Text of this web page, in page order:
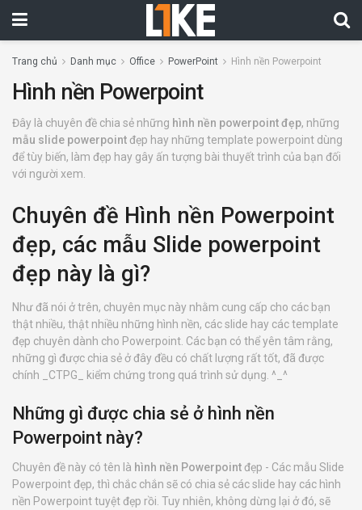
Trang chủ Danh mục Office PowerPoint Hình nền Powerpoint
Hình nền Powerpoint
Đây là chuyên đề chia sẻ những hình nền powerpoint đẹp, những
mẫu slide powerpointđẹp hay những template powerpoint dùng
để tùy biến, làm đẹp hay gây ấn tượng bài thuyết trình của bạn đối
với người xem.
Chuyên đề Hình nền Powerpoint
đẹp, các mẫu Slide powerpoint
đẹp này là gì?
Như đã nói ở trên, chuyên mục này nhằm cung cấp cho các bạn
thật nhiều, thật nhiều những hình nền, các slide hay các template
đẹp chuyên dành cho Powerpoint. Các bạn có thể yên tâm rằng,
những gì được chia sẻ ở đây đều có chất lượng rất tốt, đã được
chính _CTPG_ kiểm chứng trong quá trình sử dụng. ^_^
Những gì được chia sẻ ở hình nền
Powerpoint này?
Chuyên đề này có tên là hình nền Powerpointđẹp - Các mẫu Slide
Powerpoint đẹp, thì chắc chắn sẽ có chia sẻ các slide hay các hình
nền Powerpoint tuyệt đẹp rồi. Tuy nhiên, không dừng lại ở đó, sẽ